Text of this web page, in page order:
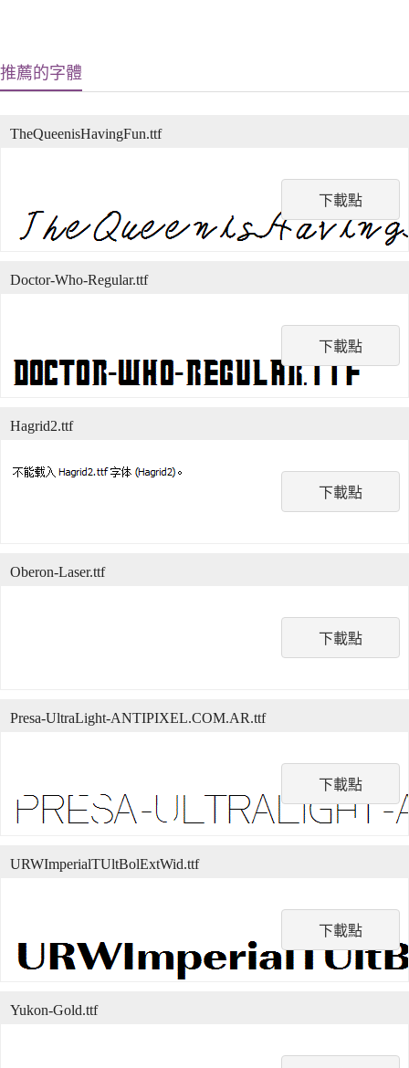
推薦的字體
下載點
TheQueenisHavingFun.ttf
下載點
Doctor-Who-Regular.ttf
下載點
Hagrid2.ttf
下載點
Oberon-Laser.ttf
下載點
Presa-UltraLight-ANTIPIXEL.COM.AR.ttf
下載點
URWImperialTUltBolExtWid.ttf
Yukon-Gold.ttf